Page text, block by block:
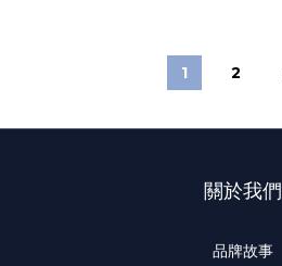
1 2
關於我們
品牌故事